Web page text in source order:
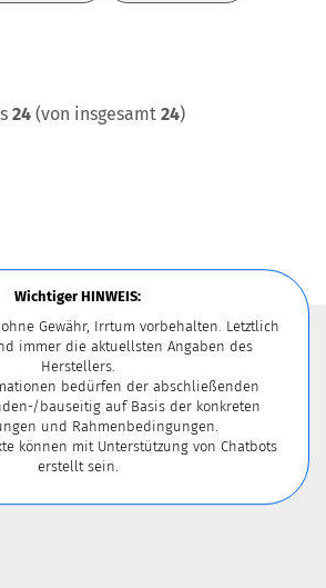
24(von insgesamt 24)
Wichtiger HINWEIS:
Gewähr, Irrtum vorbehalten. Letztlich
immer die aktuellsten Angaben des
Herstellers.
bedürfen der abschließenden
bauseitig auf Basis der konkreten
und Rahmenbedingungen.
können mit Unterstützung von Chatbots
erstellt sein.